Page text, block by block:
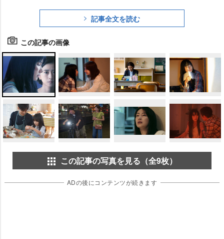
記事全文を読む
この記事の画像
この記事の写真を見る（全9枚）
ADの後にコンテンツが続きます